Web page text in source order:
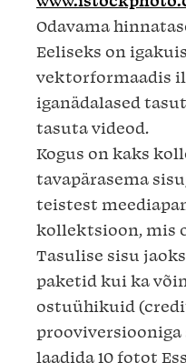
Odavama
Eeliseks on
vektorformaadis
iganädalased
tasuta videod.
Kogus on kaks
tavapärasema
teistest
kollektsioon, mis
Tasulise sisu
paketid kui ka
ostuühikuid
prooviversiooniga
laadida 10 fotot